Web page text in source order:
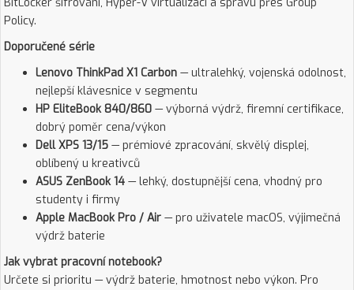
Policy.
Doporučené série
Lenovo ThinkPad X1 Carbon — ultralehký, vojenská odolnost,
nejlepší klávesnice v segmentu
HP EliteBook 840/860 — výborná výdrž, firemní certifikace,
dobrý poměr cena/výkon
Dell XPS 13/15 — prémiové zpracování, skvělý displej,
oblíbený u kreativců
ASUS ZenBook 14 — lehký, dostupnější cena, vhodný pro
studenty i firmy
Apple MacBook Pro / Air — pro uživatele macOS, výjimečná
výdrž baterie
Jak vybrat pracovní notebook?
Určete si prioritu — výdrž baterie, hmotnost nebo výkon. Pro